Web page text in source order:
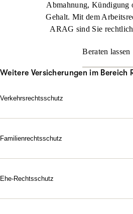
Abmahnung, Kündigung
Gehalt. Mit dem
ARAG sind Sie
Beraten lassen
Weitere Versicherungen im Bereich
Verkehrsrechtsschutz
Verkehrsrechtsschutz dafür, dass Sie zu
Jetzt konfigurieren Beraten
Familienrechtsschutz
dem Leben gelassen gegenüber. Denn
ausfallen soll.
Ehe-Rechtsschutz